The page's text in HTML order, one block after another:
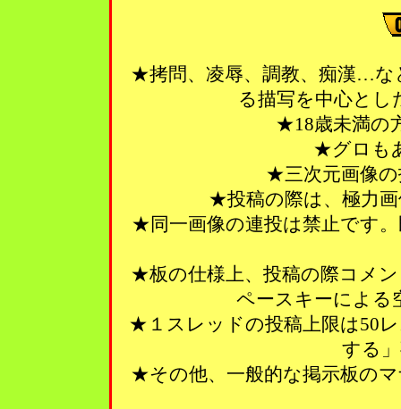
★拷問、凌辱、調教、痴漢…な
る描写を中心とし
★18歳未満の
★グロも
★三次元画像
★投稿の際は、極力
★同一画像の連投は禁止です
★板の仕様上、投稿の際コメ
ペースキーによる
★１スレッドの投稿上限は50
する
★その他、一般的な掲示板の